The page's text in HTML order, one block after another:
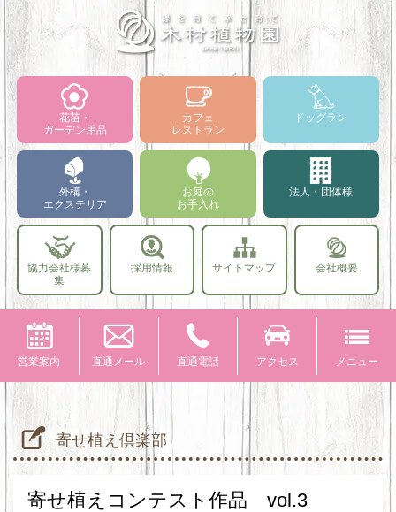
花苗・
ガーデン用品
カフェ
レストラン
ドッグラン
外構・
エクステリア
お庭の
お手入れ
法人・団体様
協力会社様募
集
採用情報 サイトマップ 会社概要
営業案内 直通メール 直通電話 アクセス メニュー
寄せ植え倶楽部
寄せ植えコンテスト作品 vol.3